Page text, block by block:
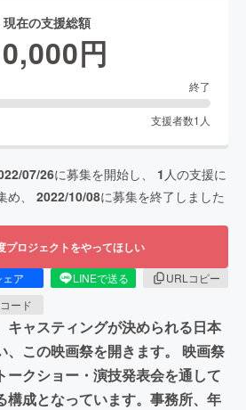
現在の支援総額
円
終了
支援者数1 人
07/26に募集を開始し、 1 人の支援に
め、 2022/10/08に募集を終了しました
プロジェクトをやってほしい
ェア LINEで送る
URLコピー
ード
キャスティングが決められる日本
、この映画祭を開きます。 映画祭
ークショー・演技発表会を通して
構成となっています。事務所、年